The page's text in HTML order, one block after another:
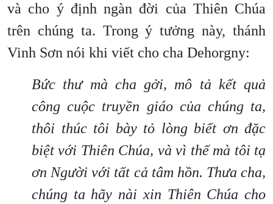
và cho ý định ngàn đời của Thiên Chúa
trên chúng ta. Trong ý tưởng này, thánh
Vinh Sơn nói khi viết cho cha Dehorgny:
Bức thư mà cha gởi, mô tả kết quả
công cuộc truyền giáo của chúng ta,
thôi thúc tôi bày tỏ lòng biết ơn đặc
biệt với Thiên Chúa, và vì thế mà tôi tạ
ơn Người với tất cả tâm hồn. Thưa cha,
chúng ta hãy nài xin Thiên Chúa cho